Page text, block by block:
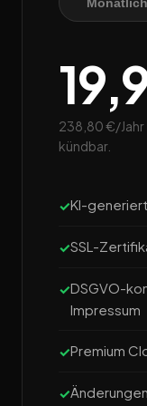
238,80 €/Jahr
kündbar.
KI-
SSL-
DSGVO-
Impressum
Premium